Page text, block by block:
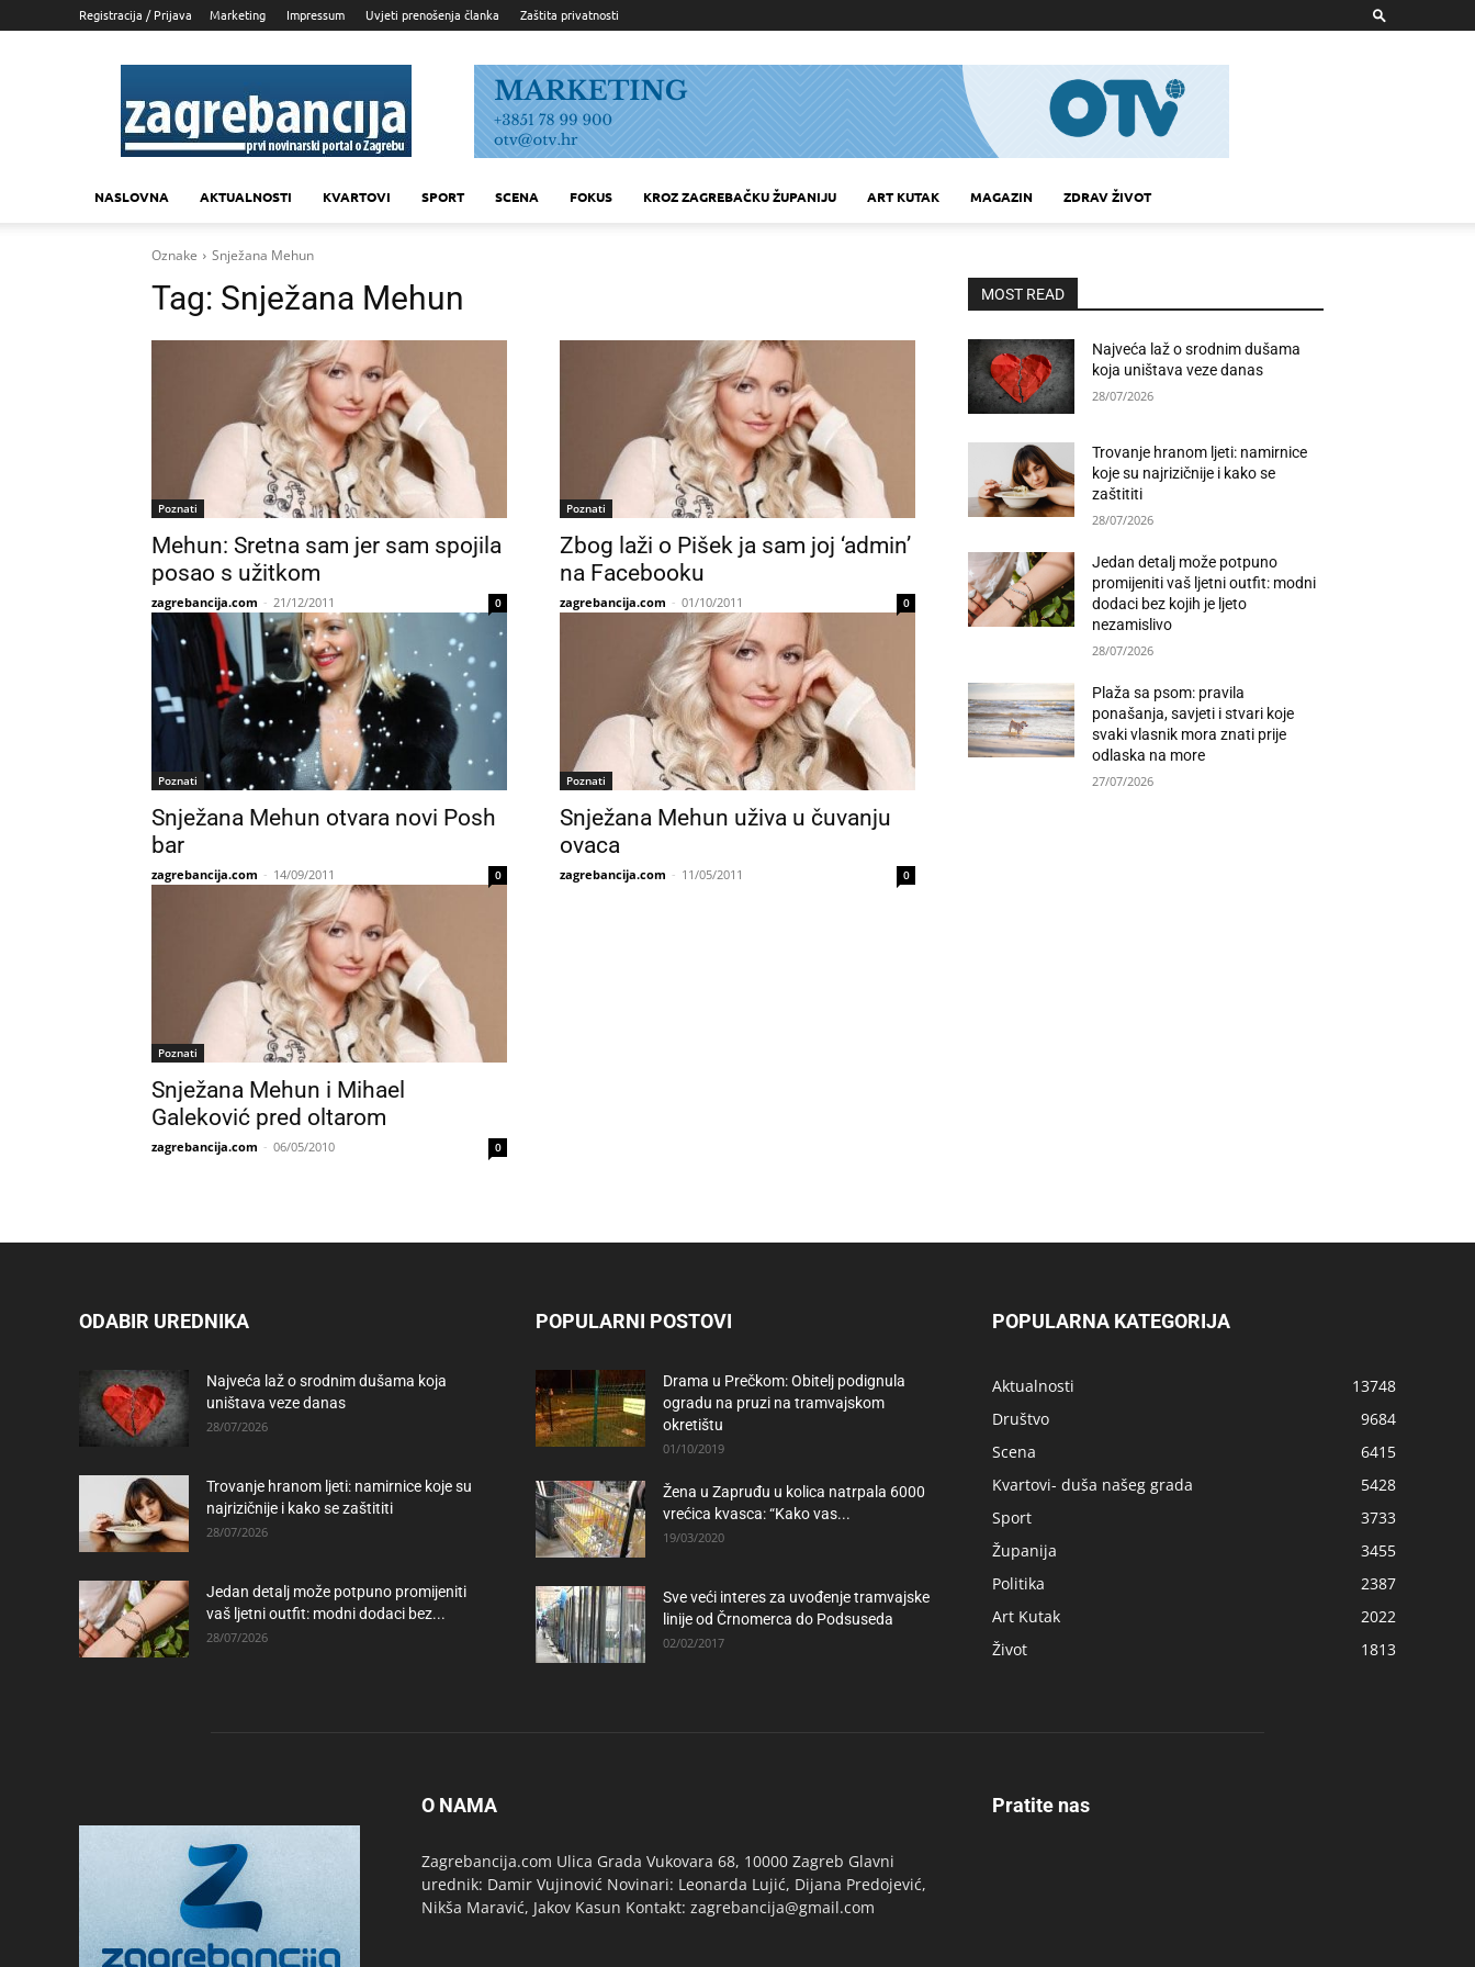
Registracija / Prijava Marketing Impressum Uvjeti prenošenja članka Zaštita privatnosti
Zagrebancija
NASLOVNA AKTUALNOSTI KVARTOVI SPORT SCENA FOKUS KROZ ZAGREBAČKU ŽUPANIJU ART KUTAK MAGAZIN ZDRAV ŽIVOT
Oznake Snježana Mehun
Tag: Snježana Mehun
Poznati
Mehun: Sretna sam jer sam spojila
posao s užitkom
zagrebancija.com - 21/12/2011 0
Poznati
Zbog laži o Pišek ja sam joj ‘admin’
na Facebooku
zagrebancija.com - 01/10/2011 0
Poznati
Snježana Mehun otvara novi Posh
bar
zagrebancija.com - 14/09/2011 0
Poznati
Snježana Mehun uživa u čuvanju
ovaca
zagrebancija.com - 11/05/2011 0
Poznati
Snježana Mehun i Mihael
Galeković pred oltarom
zagrebancija.com - 06/05/2010 0
MOST READ
Najveća laž o srodnim dušama
koja uništava veze danas
28/07/2026
Trovanje hranom ljeti: namirnice
koje su najrizičnije i kako se
zaštititi
28/07/2026
Jedan detalj može potpuno
promijeniti vaš ljetni outfit: modni
dodaci bez kojih je ljeto
nezamislivo
28/07/2026
Plaža sa psom: pravila
ponašanja, savjeti i stvari koje
svaki vlasnik mora znati prije
odlaska na more
27/07/2026
ODABIR UREDNIKA
Najveća laž o srodnim dušama koja
uništava veze danas
28/07/2026
Trovanje hranom ljeti: namirnice koje su
najrizičnije i kako se zaštititi
28/07/2026
Jedan detalj može potpuno promijeniti
vaš ljetni outfit: modni dodaci bez...
28/07/2026
POPULARNI POSTOVI
Drama u Prečkom: Obitelj podignula
ogradu na pruzi na tramvajskom
okretištu
01/10/2019
Žena u Zapruđu u kolica natrpala 6000
vrećica kvasca: “Kako vas...
19/03/2020
Sve veći interes za uvođenje tramvajske
linije od Črnomerca do Podsuseda
02/02/2017
POPULARNA KATEGORIJA
Aktualnosti
13748
Društvo
9684
Scena
6415
Kvartovi- duša našeg grada
5428
Sport
3733
Županija
3455
Politika
2387
Art Kutak
2022
Život
1813
O NAMA
Zagrebancija.com Ulica Grada Vukovara 68, 10000 Zagreb Glavni
urednik: Damir Vujinović Novinari: Leonarda Lujić, Dijana Predojević,
Nikša Maravić, Jakov Kasun Kontakt: zagrebancija@gmail.com
Pratite nas